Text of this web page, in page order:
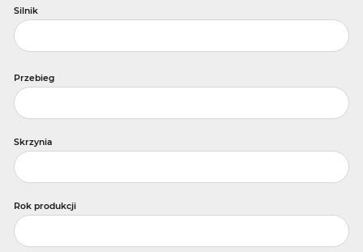
Silnik
Przebieg
Skrzynia
Rok produkcji